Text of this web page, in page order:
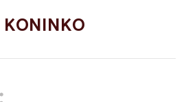
KONINKO